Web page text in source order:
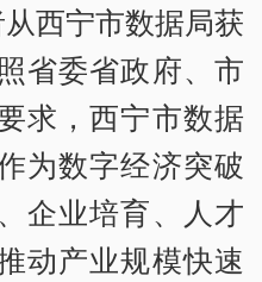
西宁市数据局获
省委省政府、市
求，西宁市数据
为数字经济突破
企业培育、人才
动产业规模快速